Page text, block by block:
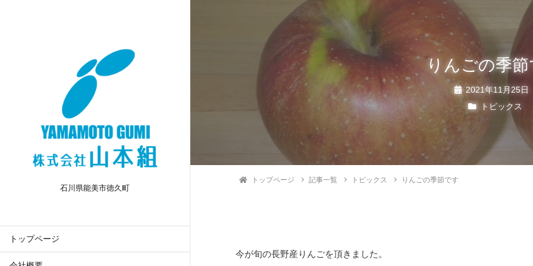
石川県能美市徳久町
トップページ
りんごの季
2021年11月25日
トピックス
トップページ 記事一覧 トピックス りんごの季節です
今が旬の長野産りんごを頂きました。